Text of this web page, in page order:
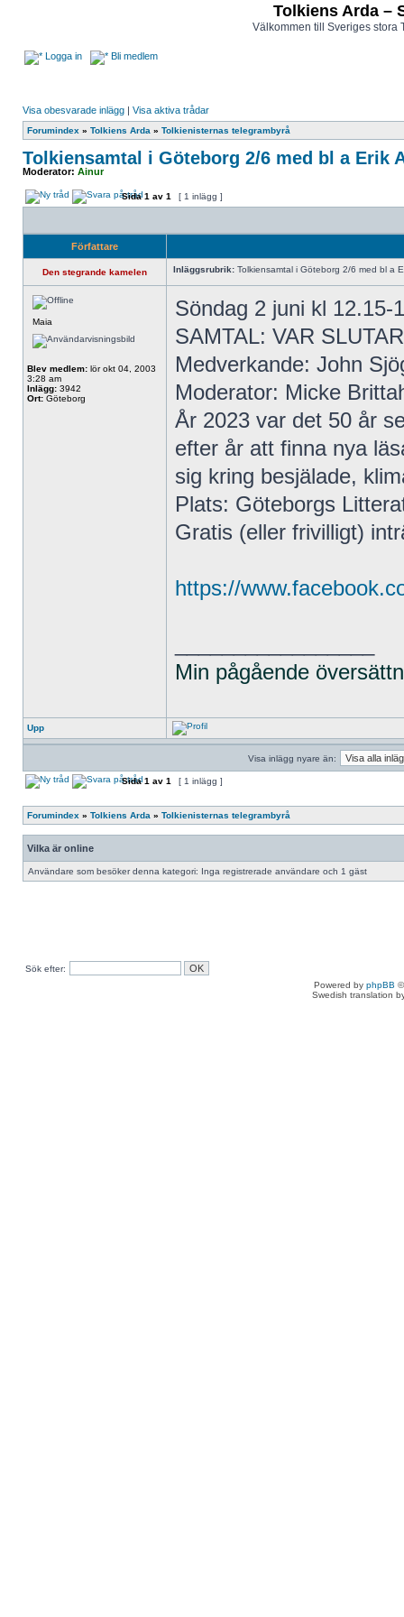
Tolkiens Arda –
Välkommen till Sveriges stora
Logga in Bli medlem
Visa obesvarade inlägg | Visa aktiva trådar
Forumindex » Tolkiens Arda » Tolkienisternas telegrambyrå
Tolkiensamtal i Göteborg 2/6 med bl a Erik
Moderator: Ainur
Sida1 av 1 [ 1 inlägg ]
Författare
Den stegrande kamelen Inläggsrubrik: Tolkiensamtal i Göteborg 2/6 med bl a
Maia
Blev medlem: lör okt 04, 2003
3:28 am
Inlägg: 3942
Ort: Göteborg
Söndag 2 juni kl 12.15-
SAMTAL: VAR
Medverkande: John
Moderator: Micke
År 2023 var det 50 år
efter år att finna nya
sig kring besjälade,
Plats: Göteborgs
Gratis (eller frivilligt)
https://
Min pågående
Upp
Visa inlägg nyare än:
Sida1 av 1 [ 1 inlägg ]
Forumindex » Tolkiens Arda » Tolkienisternas telegrambyrå
Vilka är online
Användare som besöker denna kategori: Inga registrerade användare och 1 gäst
Sök efter:
Powered by phpBB
Swedish translation